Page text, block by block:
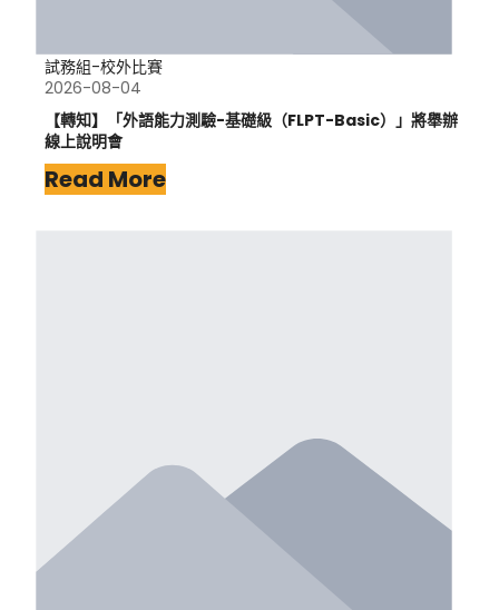
試務組-校外比賽
2026-08-04
【轉知】「外語能力測驗-基礎級（FLPT-Basic）」將舉辦
線上說明會
Read More